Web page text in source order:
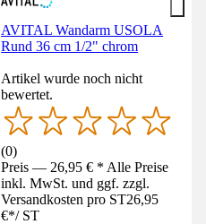
AVITAL Wandarm USOLA
Rund 36 cm 1/2" chrom
Artikel wurde noch nicht
bewertet.
(0)
Preis — 26,95 € * Alle Preise
inkl. MwSt. und ggf. zzgl.
Versandkosten pro ST26,95
€*/ ST